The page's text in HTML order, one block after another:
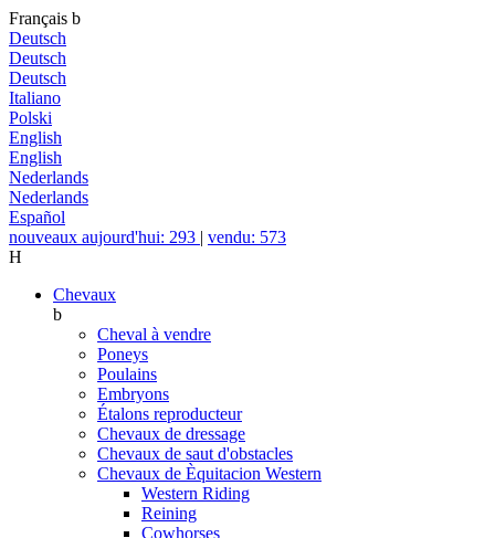
Français b
Deutsch
Deutsch
Deutsch
Italiano
Polski
English
English
Nederlands
Nederlands
Español
nouveaux aujourd'hui: 293 | vendu: 573
H
Chevaux
b
Cheval à vendre
Poneys
Poulains
Embryons
Étalons reproducteur
Chevaux de dressage
Chevaux de saut d'obstacles
Chevaux de Èquitacion Western
Western Riding
Reining
Cowhorses